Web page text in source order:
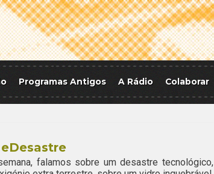
Programas Antigos A Rádio Colaborar
falamos sobre um desastre tecnológico,